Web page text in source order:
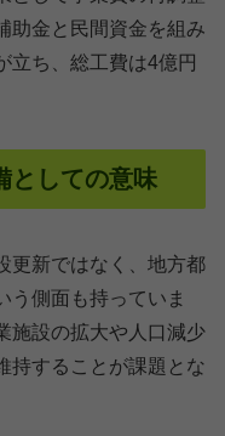
助金と民間資金を組み
立ち、総工費は4億円
としての意味
更新ではなく、地方都
う側面も持っていま
施設の拡大や人口減少
持することが課題とな